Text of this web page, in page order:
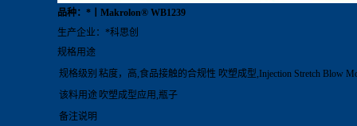
品种：*丨Makrolon® WB1239
生产企业：*科思创
规格用途
规格级别 粘度，高,食品接触的合规性 吹塑成型,Injection Stretch Blow
该料用途 吹塑成型应用,瓶子
备注说明